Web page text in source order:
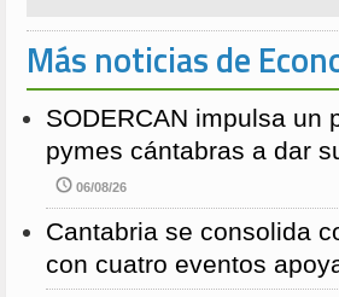
Más noticias de
SODERCAN impulsa un
pymes cántabras a dar
06/08/26
Cantabria se consolida
con cuatro eventos